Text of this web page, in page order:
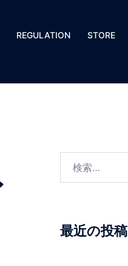
REGULATION​ STORE
最近の投稿